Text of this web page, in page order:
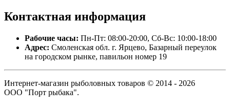
Контактная информация
Рабочие часы: Пн-Пт: 08:00-20:00, Сб-Вс: 10:00-18:00
Адрес: Смоленская обл. г. Ярцево, Базарный переулок
на городском рынке, павильон номер 19
Интернет-магазин рыболовных товаров © 2014 - 2026
ООО "Порт рыбака".